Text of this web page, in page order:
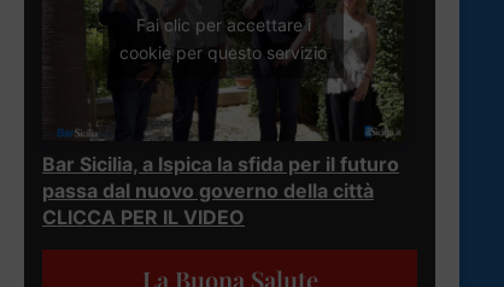
Fai clic per accettare i
cookie per questo servizio
Bar Sicilia, a Ispica la sfida per il futuro
passa dal nuovo governo della città
CLICCA PER IL VIDEO
La Buona Salute